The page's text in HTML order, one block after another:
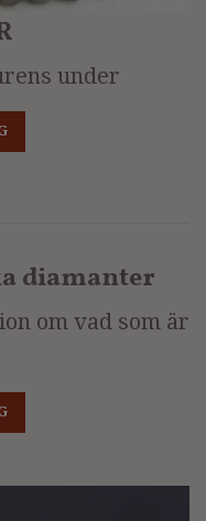
under
diamanter
om vad som är